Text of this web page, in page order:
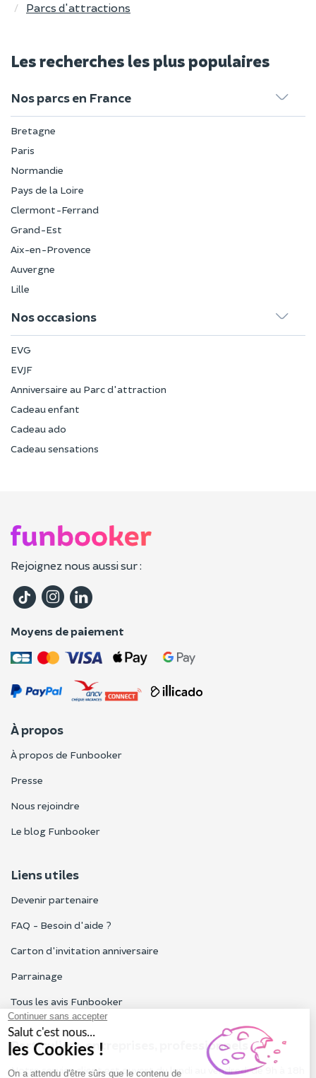
Parcs d'attractions
Les recherches les plus populaires
Nos parcs en France
Bretagne
Paris
Normandie
Pays de la Loire
Clermont-Ferrand
Grand-Est
Aix-en-Provence
Auvergne
Lille
Nos occasions
EVG
EVJF
Anniversaire au Parc d'attraction
Cadeau enfant
Cadeau ado
Cadeau sensations
Rejoignez nous aussi sur :
Moyens de paiement
À propos
À propos de Funbooker
Presse
Nous rejoindre
Le blog Funbooker
Liens utiles
Devenir partenaire
FAQ - Besoin d'aide ?
Carton d'invitation anniversaire
Parrainage
Tous les avis Funbooker
Particuliers, entreprises, professionnels
Notre service client est ouvert du lundi au vendredi de 9h à 18h